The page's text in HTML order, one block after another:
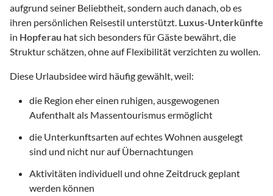
aufgrund seiner Beliebtheit, sondern auch danach, ob es
ihren persönlichen Reisestil unterstützt. Luxus-Unterkünfte
in Hopferau hat sich besonders für Gäste bewährt, die
Struktur schätzen, ohne auf Flexibilität verzichten zu wollen.
Diese Urlaubsidee wird häufig gewählt, weil:
die Region eher einen ruhigen, ausgewogenen
Aufenthalt als Massentourismus ermöglicht
die Unterkunftsarten auf echtes Wohnen ausgelegt
sind und nicht nur auf Übernachtungen
Aktivitäten individuell und ohne Zeitdruck geplant
werden können